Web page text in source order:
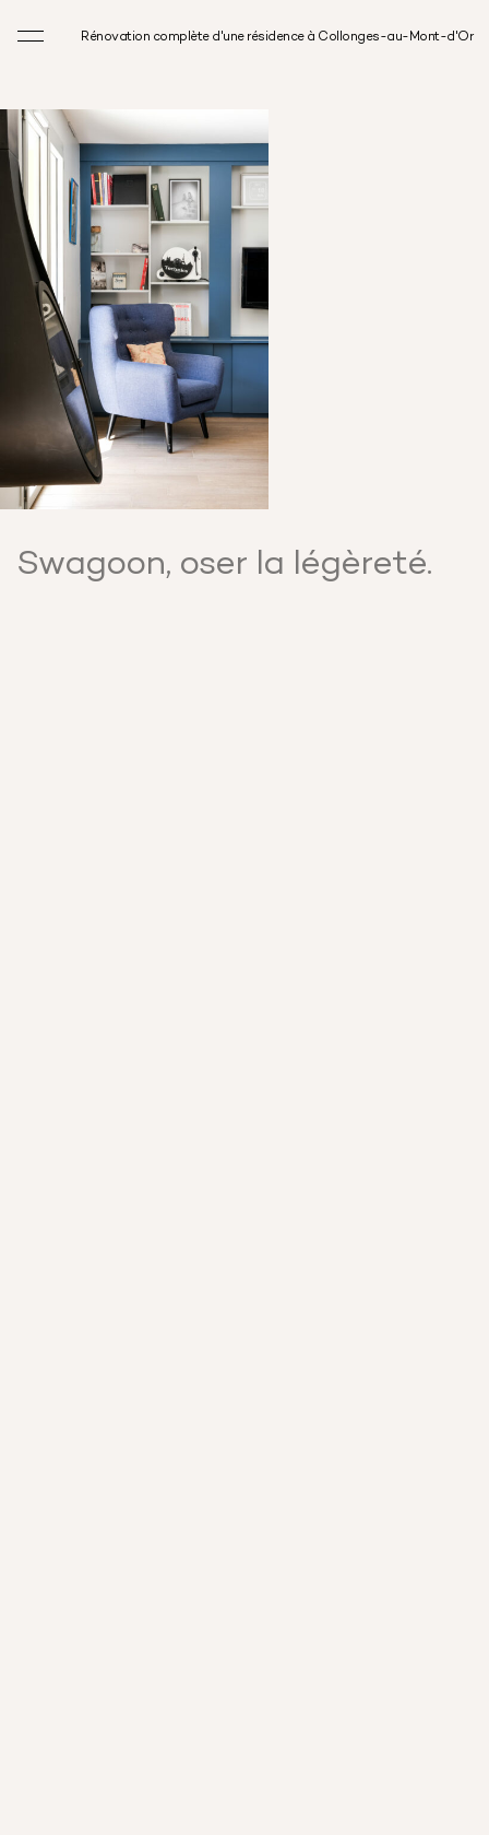
Rénovation complète d'une résidence à Collonges-au-Mont-d'Or
Swagoon, oser la légèreté.